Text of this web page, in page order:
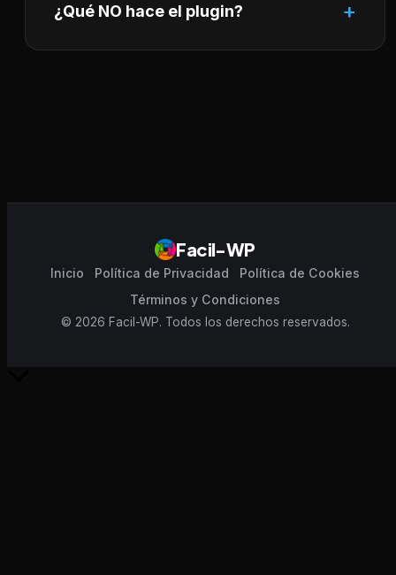
¿Qué NO hace el plugin?
Facil-WP
Inicio Política de Privacidad
Política de Cookies
Términos y Condiciones
© 2026 Facil-WP. Todos los derechos reservados.